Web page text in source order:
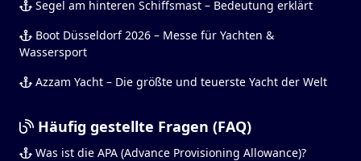
Segel am hinteren Schiffsmast – Bedeutung erklärt
Boot Düsseldorf 2026 – Messe für Yachten &
Wassersport
Azzam Yacht – Die größte und teuerste Yacht der Welt
Häufig gestellte Fragen (FAQ)
Was ist die APA (Advance Provisioning Allowance)?